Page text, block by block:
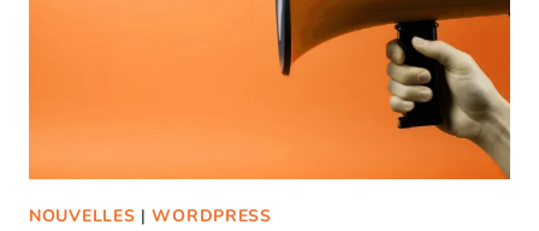
NOUVELLES |WORDPRESS